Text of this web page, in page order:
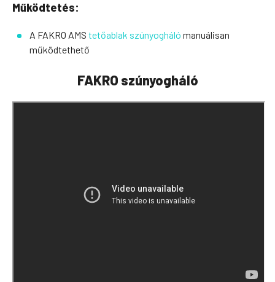
Működtetés:
A FAKRO AMS tetőablak szúnyogháló manuálisan
működtethető
FAKRO szúnyogháló